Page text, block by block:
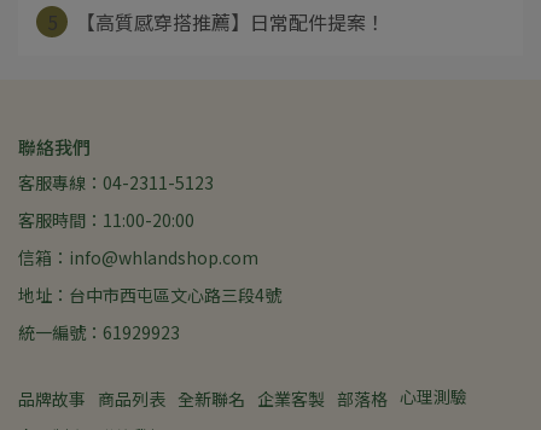
【高質感穿搭推薦】日常配件提案！
聯絡我們
客服專線：04-2311-5123
客服時間：11:00-20:00
信箱：info@whlandshop.com
地址：台中市西屯區文心路三段4號
統一編號：61929923
品牌故事 商品列表 全新聯名 企業客製 部落格 心理測驗